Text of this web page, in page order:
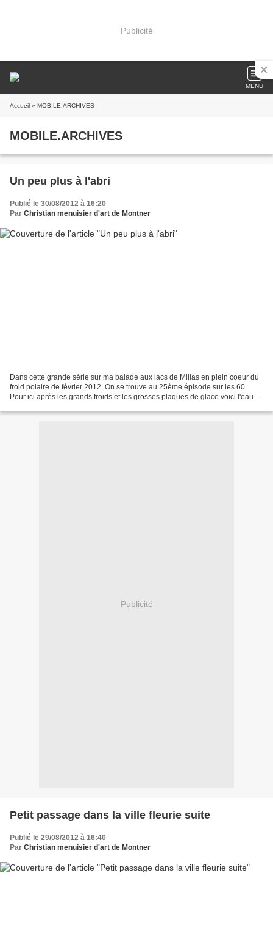
Publicité
MENU
Accueil » MOBILE.ARCHIVES
MOBILE.ARCHIVES
Un peu plus à l'abri
Publié le 30/08/2012 à 16:20
Par Christian menuisier d'art de Montner
Dans cette grande série sur ma balade aux lacs de Millas en plein coeur du
froid polaire de février 2012. On se trouve au 25ème épisode sur les 60.
Pour ici après les grands froids et les grosses plaques de glace voici l'eau
Publicité
Petit passage dans la ville fleurie suite
Publié le 29/08/2012 à 16:40
Par Christian menuisier d'art de Montner